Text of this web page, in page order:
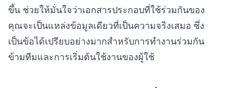
ขึ้น ช่วยให้มั่นใจว่าเอกสารประกอบที่ใช้ร่วมกันของ
คุณจะเป็นแหล่งข้อมูลเดียวที่เป็นความจริงเสมอ ซึ่ง
เป็นข้อได้เปรียบอย่างมากสำหรับการทำงานร่วมกัน
ข้ามทีมและการเริ่มต้นใช้งานของผู้ใช้